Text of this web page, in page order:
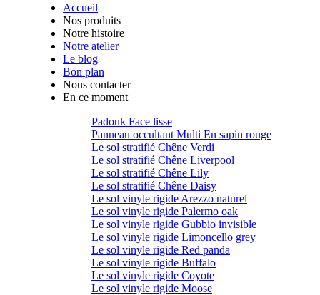
Accueil
Nos produits
Notre histoire
Notre atelier
Le blog
Bon plan
Nous contacter
En ce moment
Padouk Face lisse
Panneau occultant Multi En sapin rouge
Le sol stratifié Chêne Verdi
Le sol stratifié Chêne Liverpool
Le sol stratifié Chêne Lily
Le sol stratifié Chêne Daisy
Le sol vinyle rigide Arezzo naturel
Le sol vinyle rigide Palermo oak
Le sol vinyle rigide Gubbio invisible
Le sol vinyle rigide Limoncello grey
Le sol vinyle rigide Red panda
Le sol vinyle rigide Buffalo
Le sol vinyle rigide Coyote
Le sol vinyle rigide Moose